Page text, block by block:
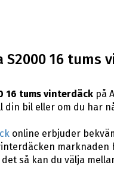
S2000 16 tums
16 tums vinterdäckpå
bil eller om du har
online erbjuder
marknaden
så kan du välja